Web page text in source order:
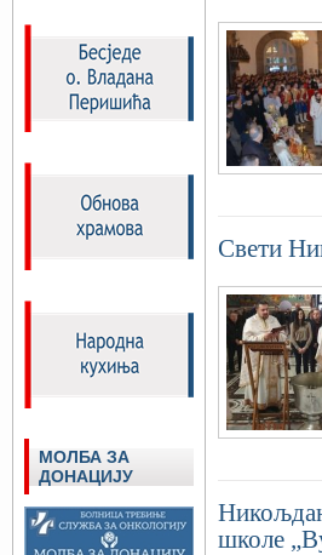
Свети
школе
МОЛБА ЗА
ДОНАЦИЈУ